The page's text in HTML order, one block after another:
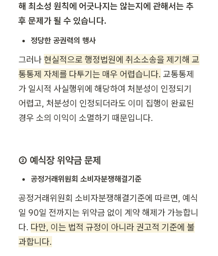
해 최소성 원칙에 어긋나지는 않는지에 관해서는 추
후 문제가 될 수 있습니다.
정당한 공권력의 행사
그러나 현실적으로 행정법원에 취소소송을 제기해 교
통통제 자체를 다투기는 매우 어렵습니다. 교통통제
가 일시적 사실행위에 해당하여 처분성이 인정되기
어렵고, 처분성이 인정되더라도 이미 집행이 완료된
경우 소의 이익이 소멸하기 때문입니다.
② 예식장 위약금 문제
공정거래위원회 소비자분쟁해결기준
공정거래위원회 소비자분쟁해결기준에 따르면, 예식
일 90일 전까지는 위약금 없이 계약 해제가 가능합니
다. 다만, 이는 법적 규정이 아니라 권고적 기준에 불
과합니다.